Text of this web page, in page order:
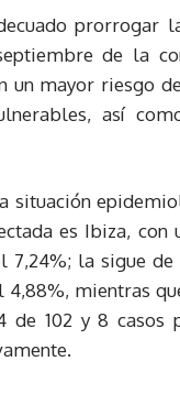
prorrogar
de la
un mayor riesgo
así
es Ibiza, con
7,24%; la sigue
4,88%, mientras
de 102 y 8